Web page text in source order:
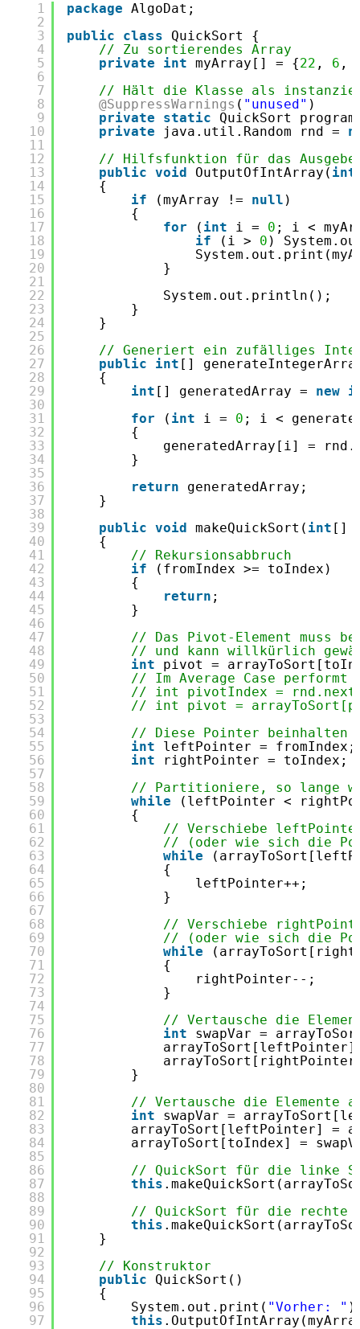
1
2
3
4
5
6
7
8
9
10
11
12
13
14
15
16
17
18
19
20
21
22
23
24
25
26
27
28
29
30
31
32
33
34
35
36
37
38
39
40
41
42
43
44
45
46
47
48
49
50
51
52
53
54
55
56
57
58
59
60
61
62
63
64
65
66
67
68
69
70
71
72
73
74
75
76
77
78
79
80
81
82
83
84
85
86
87
88
89
90
91
92
93
94
95
96
97
package AlgoDat;
public
class
QuickSort {
// Zu sortierendes Array
private
int myArray[] = {22 , 6 ,
// Hält die Klasse als
@SuppressWarnings ( "unused" )
private
static
QuickSort
private
java.util.Random rnd =
// Hilfsfunktion für das
public void OutputOfIntArray( int
{
if
(myArray != null )
{
for
( int i = 0 ; i <
if
(i > 0 )
}
System.out.println();
}
}
// Generiert ein zufälliges
public
int []
{
int [] generatedArray = new
for
( int i = 0 ; i <
{
generatedArray[i] =
}
return
generatedArray;
}
public void makeQuickSort( int []
{
// Rekursionsabbruch
if
(fromIndex >= toIndex)
{
return ;
}
// Das Pivot-Element muss
// und kann willkürlich
int
pivot =
// Im Average Case
// int pivotIndex =
// int pivot =
// Diese Pointer beinhalten
int
leftPointer = fromIndex;
int
rightPointer = toIndex;
// Partitioniere, so lange
while
(leftPointer <
{
// Verschiebe
// (oder wie sich die
while
{
leftPointer++;
}
// Verschiebe
// (oder wie sich die
while
{
rightPointer--;
}
// Vertausche die
int
swapVar =
}
// Vertausche die Elemente
int
swapVar =
arrayToSort[leftPointer] =
arrayToSort[toIndex] =
// QuickSort für die linke
this
// QuickSort für die rechte
this
}
// Konstruktor
public
QuickSort()
{
System.out.print( "Vorher: "
this